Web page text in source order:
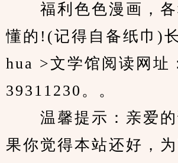
福利色色漫画，各
懂的!(记得自备纸巾)
hua >文学馆阅读网址
39311230。。
温馨提示：亲爱的
果你觉得本站还好，